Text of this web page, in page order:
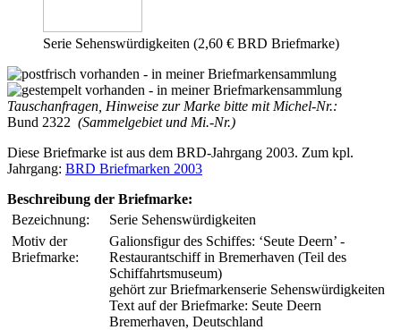
Serie Sehenswürdigkeiten (2,60 € BRD Briefmarke)
Tauschanfragen, Hinweise zur Marke bitte mit Michel-Nr.:
Bund 2322 (Sammelgebiet und Mi.-Nr.)
Diese Briefmarke ist aus dem BRD-Jahrgang 2003. Zum kpl.
Jahrgang: BRD Briefmarken 2003
Beschreibung der Briefmarke:
Bezeichnung:
Serie Sehenswürdigkeiten
Motiv der
Briefmarke:
Galionsfigur des Schiffes: ‘Seute Deern’ -
Restaurantschiff in Bremerhaven (Teil des
Schiffahrtsmuseum)
gehört zur Briefmarkenserie Sehenswürdigkeiten
Text auf der Briefmarke: Seute Deern
Bremerhaven, Deutschland